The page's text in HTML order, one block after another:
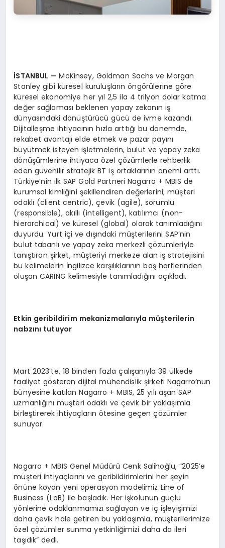
İSTANBUL —McKinsey, Goldman Sachs ve Morgan
Stanley gibi küresel kuruluşların öngörülerine göre
küresel ekonomiye her yıl 2,5 ila 4 trilyon dolar katma
değer sağlaması beklenen yapay zekanın iş
dünyasındaki dönüştürücü gücü de ivme kazandı.
Dijitalleşme ihtiyacının hızla arttığı bu dönemde,
rekabet avantajı elde etmek ve pazar payını
büyütmek isteyen işletmelerin, bulut ve yapay zeka
dönüşümlerine ihtiyaca özel çözümlerle rehberlik
eden güvenilir stratejik BT iş ortaklarının önemi arttı.
Türkiye’nin ilk SAP Gold Partneri Nagarro + MBIS de
kurumsal kimliğini şekillendiren değerlerini; müşteri
odaklı (client centric), çevik (agile), sorumlu
(responsible), akıllı (intelligent), katılımcı (non-
hierarchical) ve küresel (global) olarak tanımladığını
duyurdu. Yurt içi ve dışındaki müşterilerini SAP’nin
bulut tabanlı ve yapay zeka merkezli çözümleriyle
tanıştıran şirket, müşteriyi merkeze alan iş stratejisini
bu kelimelerin İngilizce karşılıklarının baş harflerinden
oluşan CARING kelimesiyle tanımladığını açıkladı.
Etkin geribildirim mekanizmalarıyla müşterilerin
nabzını tutuyor
Mart 2023’te, 18 binden fazla çalışanıyla 39 ülkede
faaliyet gösteren dijital mühendislik şirketi Nagarro’nun
bünyesine katılan Nagarro + MBIS, 25 yılı aşan SAP
uzmanlığını müşteri odaklı ve çevik bir yaklaşımla
birleştirerek ihtiyaçların ötesine geçen çözümler
sunuyor.
Nagarro + MBIS Genel Müdürü Cenk Salihoğlu, “2025’e
müşteri ihtiyaçlarını ve geribildirimlerini her şeyin
önüne koyan yeni operasyon modelimiz Line of
Business (LoB) ile başladık. Her işkolunun güçlü
yönlerine odaklanmamızı sağlayan ve iç işleyişimizi
daha çevik hale getiren bu yaklaşımla, müşterilerimize
özel çözümler sunma yetkinliğimizi daha da ileri
taşıdık” dedi.